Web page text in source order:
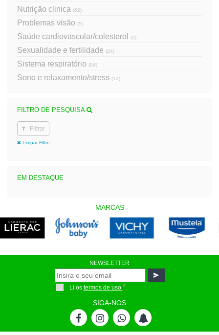
Nutrição clinica (62)
Problemas visão (5)
Saúde cardiovascular/colesterol (2)
Sexualidade e fertilidade (24)
Sistema respiratório (94)
Sono e relaxamento/stress (12)
FILTRO DE PESQUISA
Filtrar
Limpar Filtro
EM DESTAQUE
MARCAS
NEWSLETTER
Li os termos de uso *
SIGA-NOS